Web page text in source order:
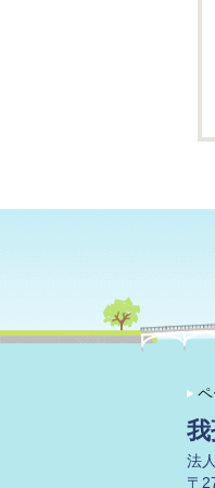
法
〒